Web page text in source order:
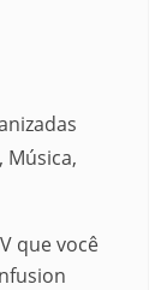
, Música,
que você